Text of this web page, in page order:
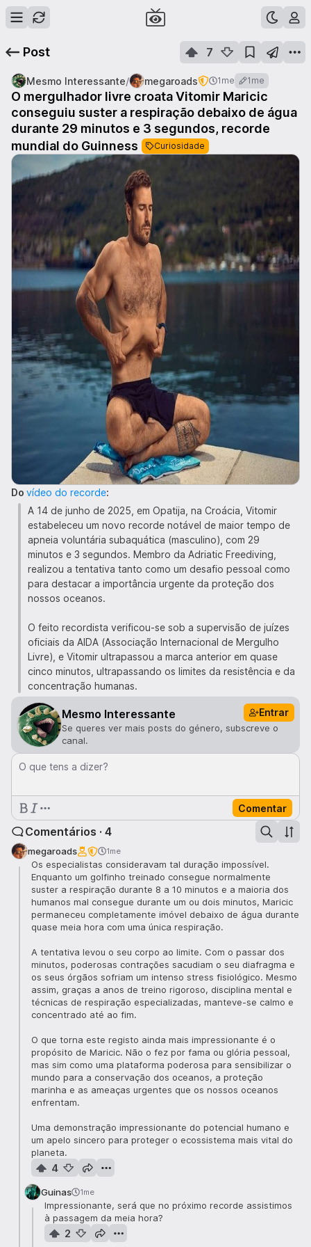
Post 7
Mesmo Interessante/ megaroads 1me 1me
O mergulhador livre croata Vitomir Maricic
conseguiu suster a respiração debaixo de água
durante 29 minutos e 3 segundos, recorde
mundial do Guinness
Curiosidade
Do vídeo do recorde:
A 14 de junho de 2025, em Opatija, na Croácia, Vitomir
estabeleceu um novo recorde notável de maior tempo de
apneia voluntária subaquática (masculino), com 29
minutos e 3 segundos. Membro da Adriatic Freediving,
realizou a tentativa tanto como um desafio pessoal como
para destacar a importância urgente da proteção dos
nossos oceanos.
O feito recordista verificou-se sob a supervisão de juízes
oficiais da AIDA (Associação Internacional de Mergulho
Livre), e Vitomir ultrapassou a marca anterior em quase
cinco minutos, ultrapassando os limites da resistência e da
concentração humanas.
Mesmo Interessante Entrar
Se queres ver mais posts do género, subscreve o
canal.
O que tens a dizer?
Comentar
Comentários · 4
megaroads 1me
Os especialistas consideravam tal duração impossível.
Enquanto um golfinho treinado consegue normalmente
suster a respiração durante 8 a 10 minutos e a maioria dos
humanos mal consegue durante um ou dois minutos, Maricic
permaneceu completamente imóvel debaixo de água durante
quase meia hora com uma única respiração.
A tentativa levou o seu corpo ao limite. Com o passar dos
minutos, poderosas contrações sacudiam o seu diafragma e
os seus órgãos sofriam um intenso stress fisiológico. Mesmo
assim, graças a anos de treino rigoroso, disciplina mental e
técnicas de respiração especializadas, manteve-se calmo e
concentrado até ao fim.
O que torna este registo ainda mais impressionante é o
propósito de Maricic. Não o fez por fama ou glória pessoal,
mas sim como uma plataforma poderosa para sensibilizar o
mundo para a conservação dos oceanos, a proteção
marinha e as ameaças urgentes que os nossos oceanos
enfrentam.
Uma demonstração impressionante do potencial humano e
um apelo sincero para proteger o ecossistema mais vital do
planeta.
4
Guinas 1me
Impressionante, será que no próximo recorde assistimos
à passagem da meia hora?
2